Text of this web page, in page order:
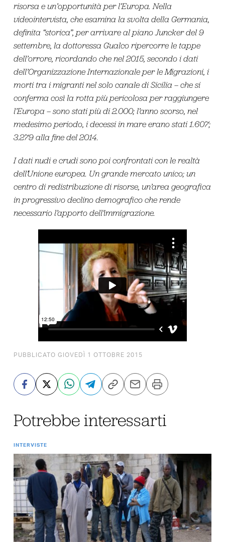
risorsa e un’opportunità per l’Europa. Nella
videointervista, che esamina la svolta della Germania,
definita “storica”, per arrivare al piano Juncker del 9
settembre, la dottoressa Gualco ripercorre le tappe
dell’orrore, ricordando che nel 2015, secondo i dati
dell’Organizzazione Internazionale per le Migrazioni, i
morti tra i migranti nel solo canale di Sicilia – che si
conferma così la rotta più pericolosa per raggiungere
l’Europa – sono stati più di 2.000; l’anno scorso, nel
medesimo periodo, i decessi in mare erano stati 1.607;
3.279 alla fine del 2014.
I dati nudi e crudi sono poi confrontati con le realtà
dell’Unione europea. Un grande mercato unico; un
centro di redistribuzione di risorse, un’area geografica
in progressivo declino demografico che rende
necessario l’apporto dell’immigrazione.
PUBBLICATO GIOVEDÌ 1 OTTOBRE 2015
Potrebbe interessarti
INTERVISTE